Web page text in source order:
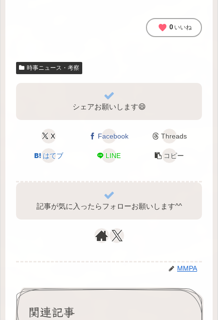
favorite 0 いいね
時事ニュース・考察
シェアお願いします😄
X Facebook Threads
はてブ LINE コピー
記事が気に入ったらフォローお願いします^⁠^⁠
MMPA
関連記事